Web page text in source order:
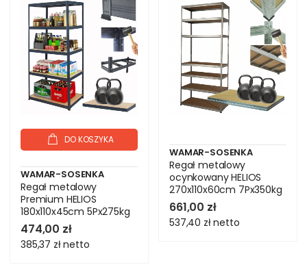
DO KOSZYKA
WAMAR-SOSENKA
Regał metalowy
Premium HELIOS
180x110x45cm 5Px275kg
.:.
474,00 zł
385,37 złnetto
WAMAR-SOSENKA
Regał metalowy
ocynkowany HELIOS
270x110x60cm 7Px350kg
.:.
661,00 zł
537,40 złnetto